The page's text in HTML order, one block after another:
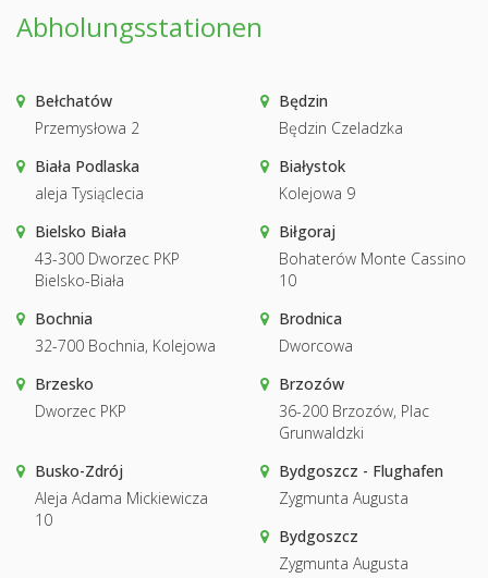
Abholungsstationen
Bełchatów
Przemysłowa 2
Będzin
Będzin Czeladzka
Biała Podlaska
aleja Tysiąclecia
Białystok
Kolejowa 9
Bielsko Biała
43-300 Dworzec PKP
Bielsko-Biała
Biłgoraj
Bohaterów Monte Cassino
10
Bochnia
32-700 Bochnia, Kolejowa
Brodnica
Dworcowa
Brzesko
Dworzec PKP
Brzozów
36-200 Brzozów, Plac
Grunwaldzki
Busko-Zdrój
Aleja Adama Mickiewicza
10
Bydgoszcz - Flughafen
Zygmunta Augusta
Bydgoszcz
Zygmunta Augusta